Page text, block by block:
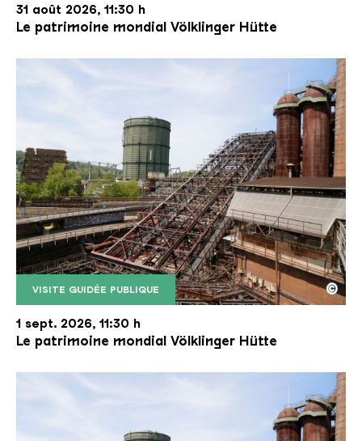
31 août 2026, 11:30 h
Le patrimoine mondial Völklinger Hütte
VISITE GUIDÉE PUBLIQUE
Le monte-charge incliné de la Völklinger Hütte
Copyright: Weltkulturerbe Völklinger Hütte | Karl
©
1 sept. 2026, 11:30 h
Le patrimoine mondial Völklinger Hütte